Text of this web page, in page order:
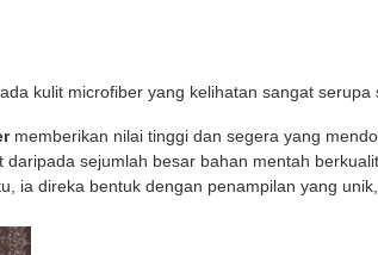
kulit microfiber yang kelihatan sangat
memberikan nilai tinggi dan segera yang
sejumlah besar bahan mentah
ia direka bentuk dengan penampilan yang